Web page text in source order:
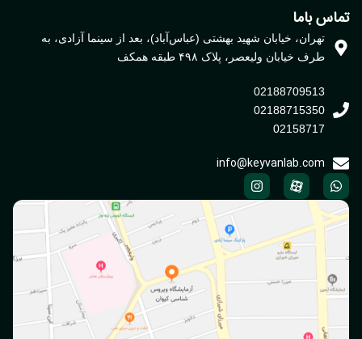
باما
تهران، خیابان شهید بهشتی (عباس‌آباد)، بعد از سینما آزادی، به
طرف خیابان ولیعصر، پلاک ۴۹۸ طبقه همکف
02188709513
02188715350
02158717
info@keyvanlab.com